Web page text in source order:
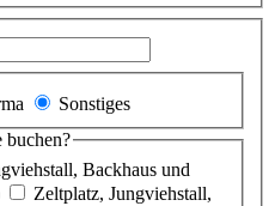
Sonstiges
buchen?
Backhaus und
Zeltplatz, Jungviehstall,